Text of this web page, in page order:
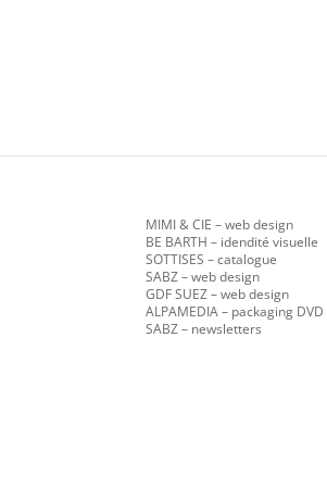
MIMI & CIE– web design
BE BARTH – idendité visuelle
SOTTISES – catalogue
SABZ– web design
GDF SUEZ – web design
ALPAMEDIA – packaging DVD
SABZ – newsletters